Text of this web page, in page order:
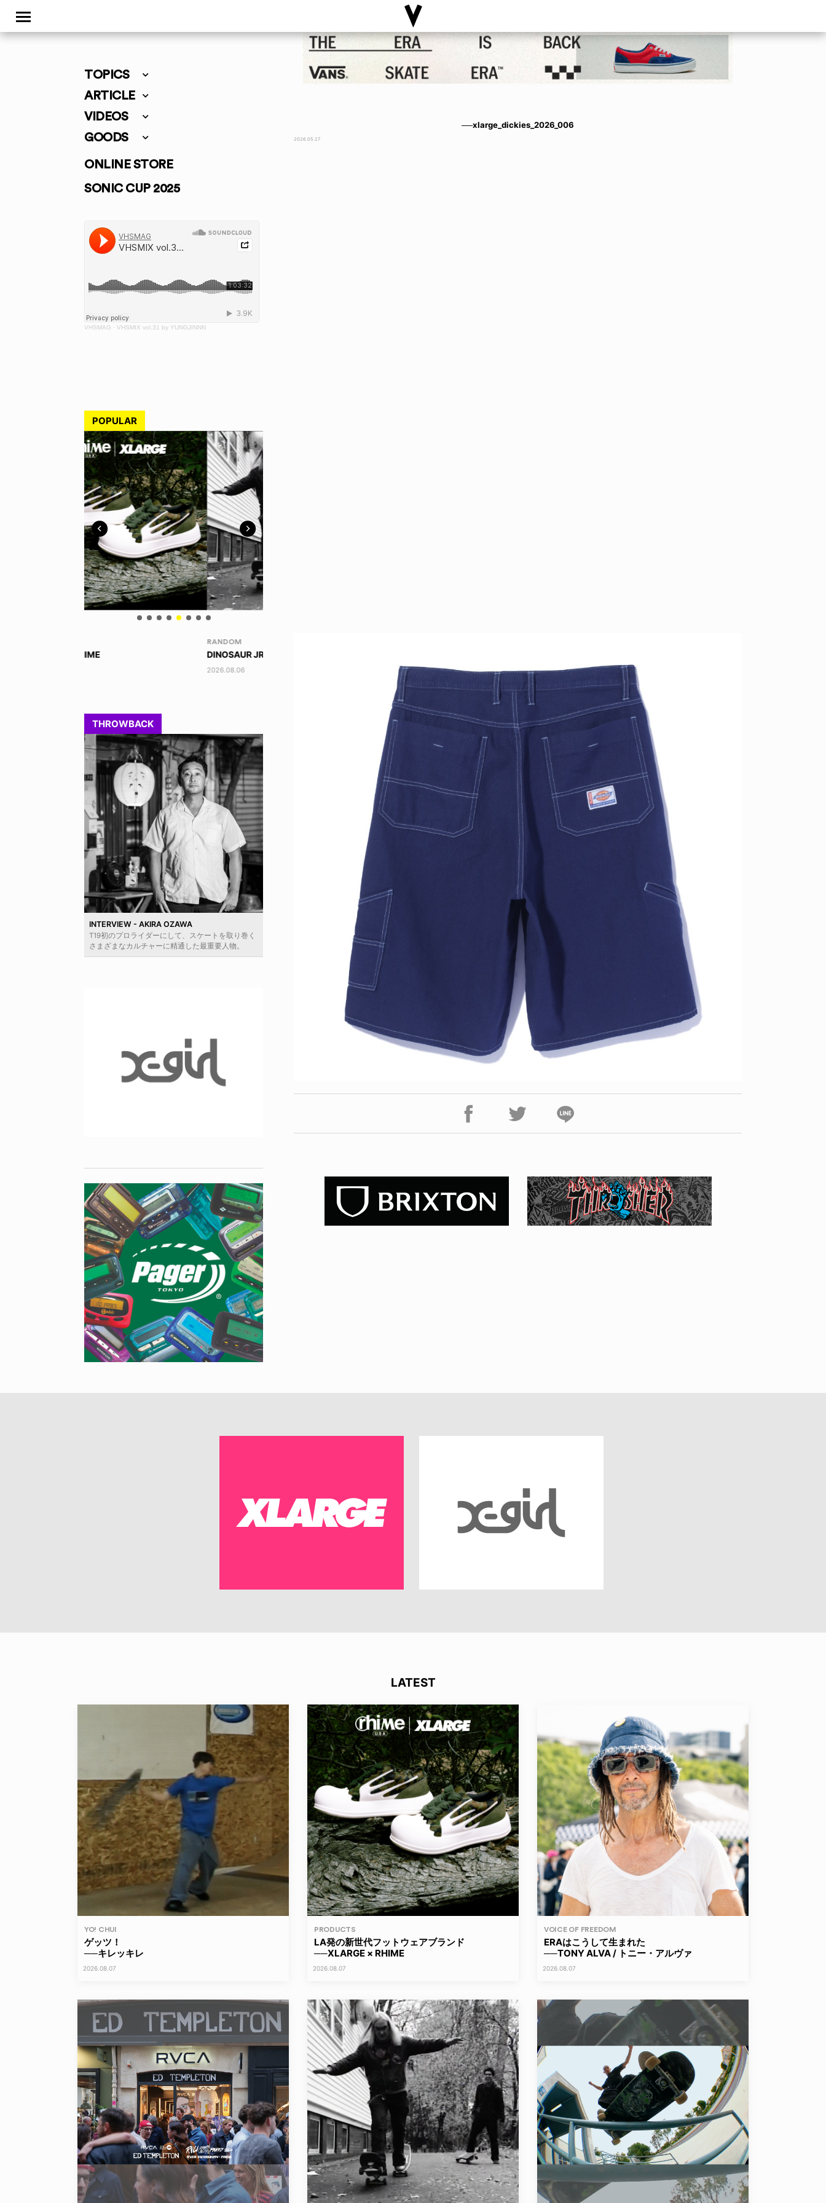
TOPICS
ARTICLE
VIDEOS
GOODS
ONLINE STORE
SONIC CUP 2025
VHSMAG · VHSMIX vol.31 by YUNGJINNN
POPULAR
DINOSAUR JR.
2021.09.02 2026.08.05
THROWBACK
INTERVIEW - AKIRA OZAWA
T19初のプロライダーにして、スケートを取り巻く
さまざまなカルチャーに精通した最重要人物。
──xlarge_dickies_2026_006
2026.05.27
LATEST
YO! CHUI
ゲッツ！
──キレッキレ
2026.08.07
PRODUCTS
LA発の新世代フットウェアブランド
──XLARGE × RHIME
2026.08.07
VOICE OF FREEDOM
ERAはこうして生まれた
──TONY ALVA / トニー・アルヴァ
2026.08.07